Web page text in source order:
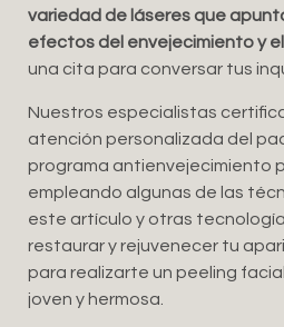
variedad de láseres que
efectos del envejecimiento y
una cita para conversar tus
Nuestros especialistas
atención personalizada del
programa antienvejecimiento
empleando algunas de las
este artículo y otras
restaurar y rejuvenecer tu
para realizarte un peeling
joven y hermosa.